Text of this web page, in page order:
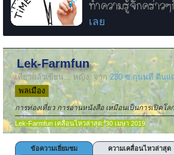
ทำความรู้จักคร่าว
เลย
Lek-Farmfun
เที่ยวแล้วเขียน.. , หญิง, จาก 230 ซ.กุนนที ดินแ
พลเมือง
การท่องเที่ยว การอ่านหนังสือ เหมือนเป็นการเปิดโล
Lek-Farmfun เคลื่อนไหวล่าสุด: 30 เมษา 2019
ข้อความเยี่ยมชม ความเคลื่อนไหวล่าสุด